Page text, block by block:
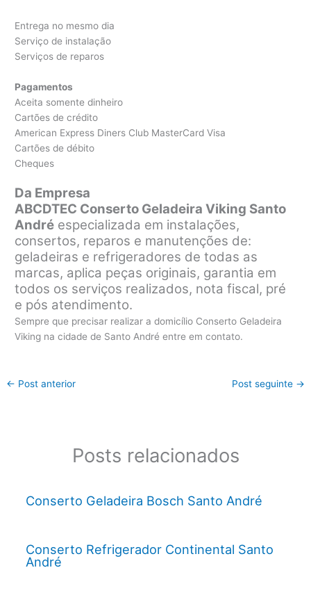
Entrega no mesmo dia
Serviço de instalação
Serviços de reparos
Pagamentos
Aceita somente dinheiro
Cartões de crédito
American Express Diners Club MasterCard Visa
Cartões de débito
Cheques
Da Empresa
ABCDTEC Conserto Geladeira Viking Santo
André especializada em instalações,
consertos, reparos e manutenções de:
geladeiras e refrigeradores de todas as
marcas, aplica peças originais, garantia em
todos os serviços realizados, nota fiscal, pré
e pós atendimento.
Sempre que precisar realizar a domicílio Conserto Geladeira
Viking na cidade de Santo André entre em contato.
← Post anterior Post seguinte →
Posts relacionados
Conserto Geladeira Bosch Santo André
Conserto Refrigerador Continental Santo
André